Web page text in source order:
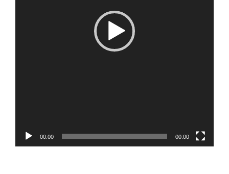
00:00 00:00